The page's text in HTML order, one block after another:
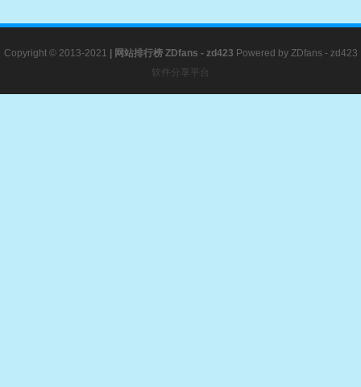
Copyright © 2013-2021 网站排行榜ZDfans - zd423 Powered by ZDfans - zd423
软件分享平台